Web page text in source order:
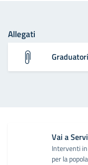
Allegati
Vai a
Interventi
per la